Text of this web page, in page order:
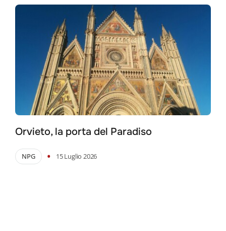
Orvieto, la porta del Paradiso
NPG • 15 Luglio 2026